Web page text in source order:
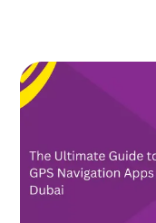
ممتازة
من المعالم
بالاعتماد